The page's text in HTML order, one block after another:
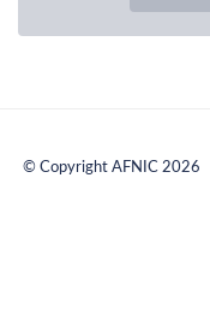
© Copyright AFNIC 2026